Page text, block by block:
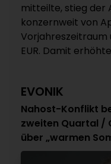
mitteilte, stieg der
konzernweit von
Vorjahreszeitraum
EUR. Damit
EVONIK
Nahost-Konflikt
zweiten Quartal /
über „warmen